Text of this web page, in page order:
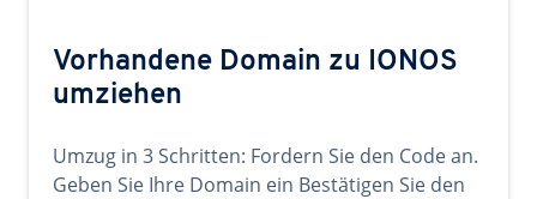
Vorhandene Domain zu IONOS
umziehen
Umzug in 3 Schritten: Fordern Sie den Code an.
Geben Sie Ihre Domain ein Bestätigen Sie den